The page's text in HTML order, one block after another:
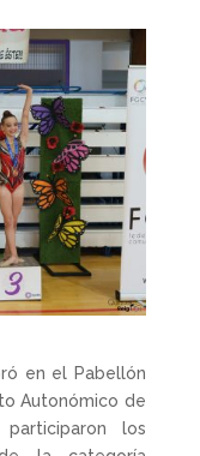
en el Pabellón
Autonómico de
los